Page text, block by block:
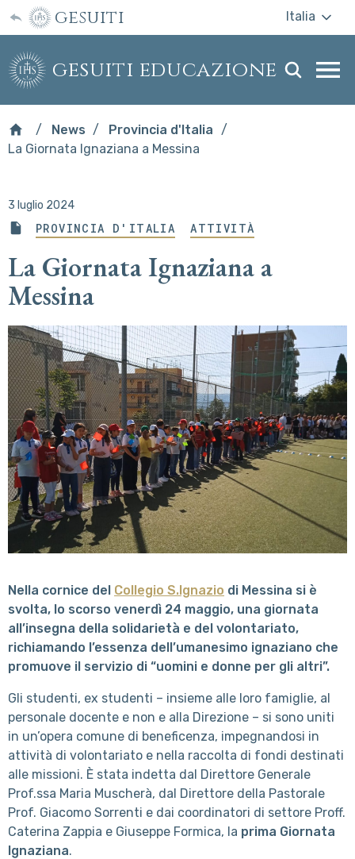
gesuiti Italia
gesuiti educazione
News
Provincia d'Italia
La Giornata Ignaziana a Messina
3 luglio 2024
PROVINCIA D'ITALIA ATTIVITÀ
La Giornata Ignaziana a
Messina
Nella cornice del Collegio S.Ignazio di Messina si è
svolta, lo scorso venerdì 24 maggio, una giornata
all’insegna della solidarietà e del volontariato,
richiamando l’essenza dell’umanesimo ignaziano che
promuove il servizio di “uomini e donne per gli altri”.
Gli studenti, ex studenti – insieme alle loro famiglie, al
personale docente e non e alla Direzione – si sono uniti
in un’opera comune di beneficenza, impegnandosi in
attività di volontariato e nella raccolta di fondi destinati
alle missioni. È stata indetta dal Direttore Generale
Prof.ssa Maria Muscherà, dal Direttore della Pastorale
Prof. Giacomo Sorrenti e dai coordinatori di settore Proff.
Caterina Zappia e Giuseppe Formica, la prima Giornata
Ignaziana.